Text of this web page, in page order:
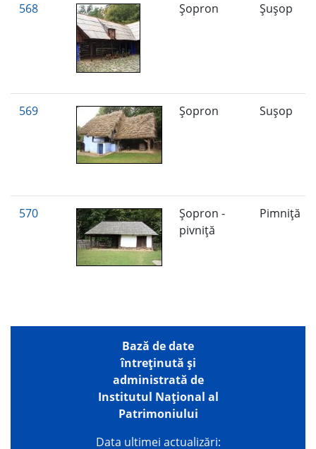
568 Şopron Şuşop
569 Şopron Suşop
570
Şopron -
pivniţă
Pimniţă
Bază de date
întreţinută şi
administrată de
Institutul Național al
Patrimoniului
Data ultimei actualizări: